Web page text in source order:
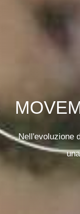
Nell'evoluzione